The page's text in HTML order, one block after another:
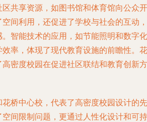
共享资源，如图书馆和体育馆向公众开
间利用，还促进了学校与社会的互动，
智能技术的应用，如节能照明和数字化
率，体现了现代教育设施的前瞻性。花
密度校园在促进社区联结和教育创新方
桥中心校，代表了高密度校园设计的先
间限制问题，更通过人性化设计和可持